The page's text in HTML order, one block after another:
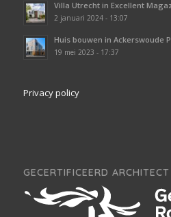
Villa Utrecht in Excellent
2 januari 2024 - 13:07
Huis bouwen in Ackerswoude
19 mei 2023 - 17:37
Privacy policy
GECERTIFICEERD